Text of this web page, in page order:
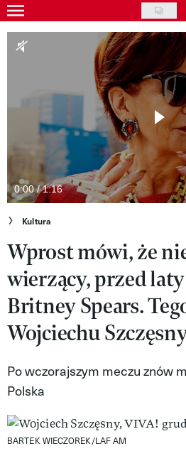
Skip
to
main
Gwiazdy
Styl życia
Kultura
Wideo
Nasze akcje
VIVA!ART
VIVA!MODA
VIVA!LIFESTYLE
VIVA!MAN
VIVA!PEOPLE POWER
VIVA!ITAKA
0:00 / 1:16
Kultura
Wprost mówi, że
wierzący, przed
Britney Spears.
Wojciechu
Po wczorajszym meczu znów
Polska
BARTEK WIECZOREK/LAF AM